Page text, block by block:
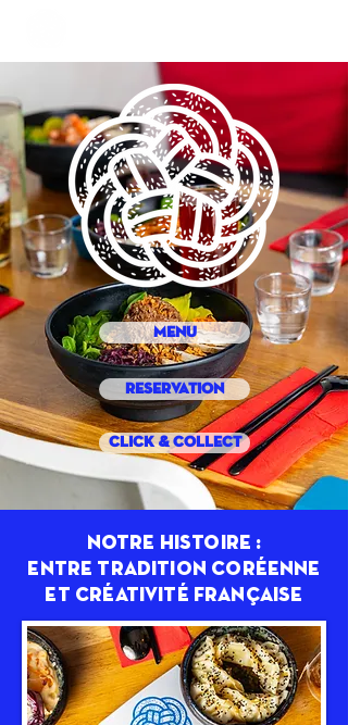
MENU
RESERVATION
CLICK & COLLECT
notre histoire :
entre tradition coréenne
et créativité française